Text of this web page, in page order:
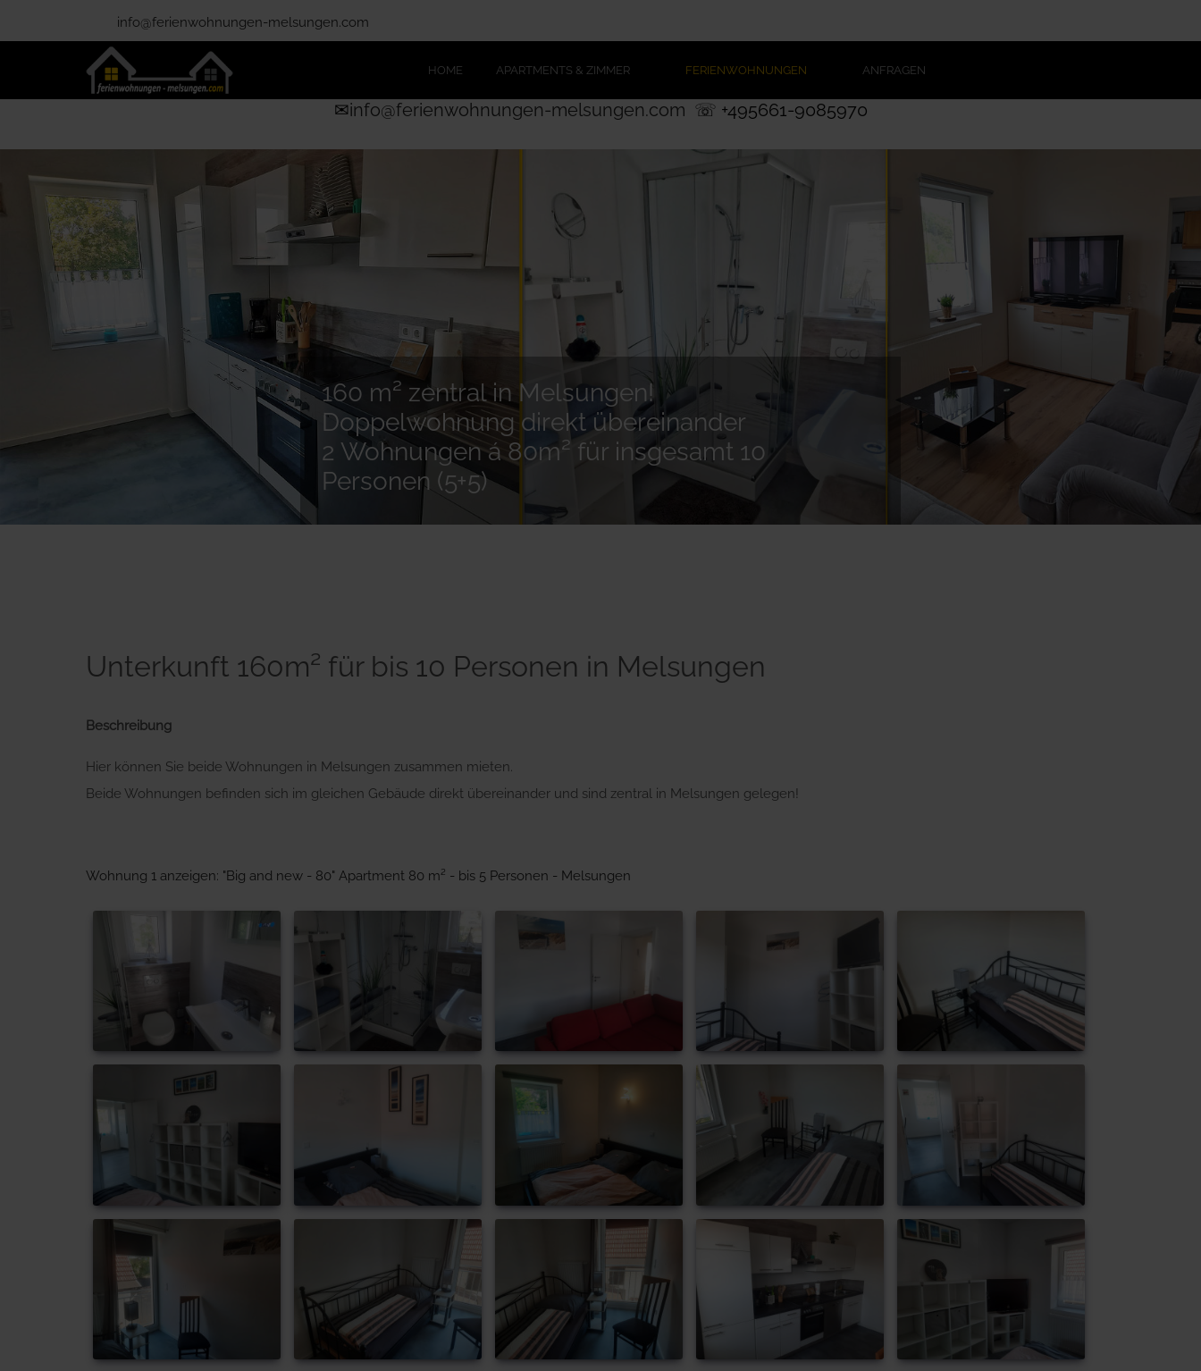
info@ferienwohnungen-melsungen.com
HOME APARTMENTS & ZIMMER FERIENWOHNUNGEN ANFRAGEN
✉info@ferienwohnungen-melsungen.com ☏ +495661-9085970
160 m² zentral in Melsungen!
Doppelwohnung direkt übereinander
2 Wohnungen á 80m² für insgesamt 10
Personen (5+5)
Unterkunft 160m² für bis 10 Personen in Melsungen
Beschreibung
Hier können Sie beide Wohnungen in Melsungen zusammen mieten.
Beide Wohnungen befinden sich im gleichen Gebäude direkt übereinander und sind zentral in Melsungen gelegen!
Wohnung 1 anzeigen: "Big and new - 80" Apartment 80 m² - bis 5 Personen - Melsungen